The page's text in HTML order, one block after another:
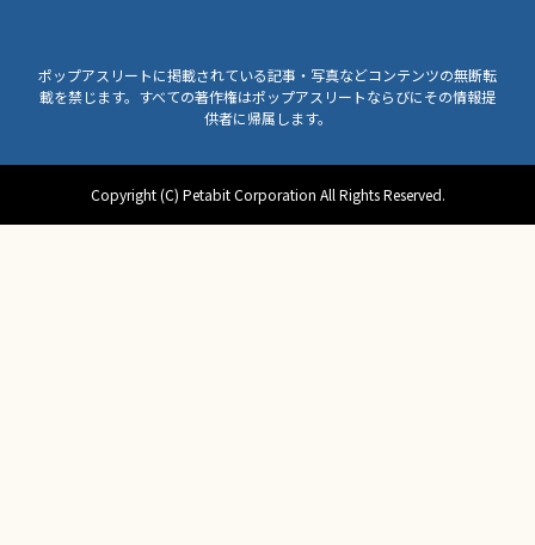
ポップアスリートに掲載されている記事・写真などコンテンツの無断転
載を禁じます。すべての著作権はポップアスリートならびにその情報提
供者に帰属します。
Copyright (C) Petabit Corporation All Rights Reserved.